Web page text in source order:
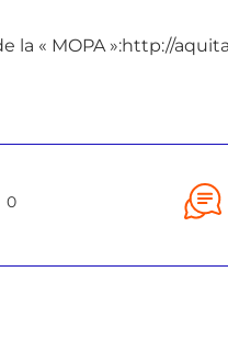
la « MOPA »:http://
0